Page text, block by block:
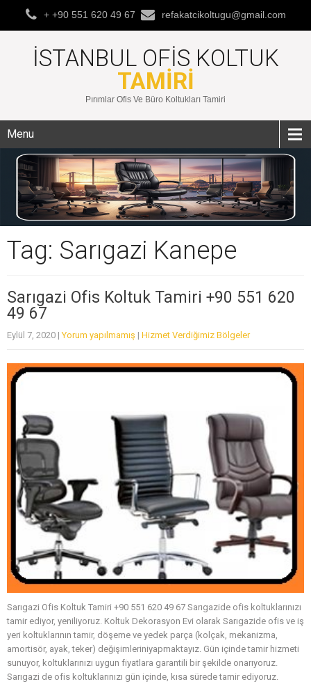
+ +90 551 620 49 67 refakatcikoltugu@gmail.com
İSTANBUL OFIS KOLTUK
TAMIRI
Pırımlar Ofis Ve Büro Koltukları Tamiri
Menu
Tag: Sarıgazi Kanepe
Sarıgazi Ofis Koltuk Tamiri +90 551 620
49 67
Eylül 7, 2020 |Yorum yapılmamış | Hizmet Verdiğimiz Bölgeler
Sarıgazi Ofis Koltuk Tamiri +90 551 620 49 67 Sarıgazide ofis koltuklarınızı
tamir ediyor, yeniliyoruz. Koltuk Dekorasyon Evi olarak Sarıgazide ofis ve iş
yeri koltuklarının tamir, döşeme ve yedek parça (kolçak, mekanizma,
amortisör, ayak, teker) değişimleriniyapmaktayız. Gün içinde tamir hizmeti
sunuyor, koltuklarınızı uygun fiyatlara garantili bir şekilde onarıyoruz.
Sarıgazi de ofis koltuklarınızı gün içinde, kısa sürede tamir ediyoruz.